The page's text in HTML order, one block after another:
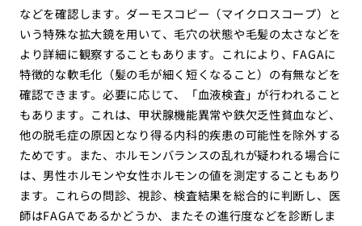
などを確認します。ダーモスコピー（マイクロスコープ）と
いう特殊な拡大鏡を用いて、毛穴の状態や毛髪の太さなどを
より詳細に観察することもあります。これにより、FAGAに
特徴的な軟毛化（髪の毛が細く短くなること）の有無などを
確認できます。必要に応じて、「血液検査」が行われること
もあります。これは、甲状腺機能異常や鉄欠乏性貧血など、
他の脱毛症の原因となり得る内科的疾患の可能性を除外する
ためです。また、ホルモンバランスの乱れが疑われる場合に
は、男性ホルモンや女性ホルモンの値を測定することもあり
ます。これらの問診、視診、検査結果を総合的に判断し、医
師はFAGAであるかどうか、またその進行度などを診断しま